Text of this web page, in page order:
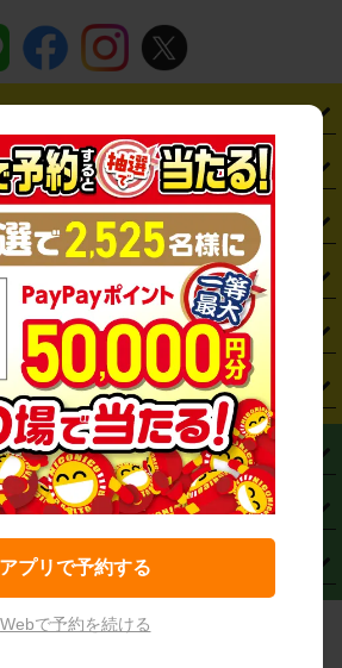
岩手県 ・宮城県 ・秋田県 ・山形県
神奈川県 ・埼玉県 ・千葉県 ・茨城県
山梨県 ・愛知県 ・静岡県 ・岐阜県
富山県 石川県 福井県 ・大阪府
滋賀県 ・和歌山県 ・奈良県 ・
岡山県 ・ 広島県 山口県 ・徳島県
高知県 ・ 福岡県 ・佐賀県 ・長崎県
宮崎県 ・鹿児島県 ・沖縄県
新宿駅 ・池袋駅 ・渋谷駅 ・東京駅
大宮駅 ・西船橋駅 ・柏駅 ・名古屋駅
三宮駅 ・京都駅 ・広島駅 ・博多駅
・仙台空港
・ 羽田空港
関西国際空港
港） ・神戸空港
・徳島空港
・鹿児島空港
・ 仙台市
さいたま市
・川崎市
・新潟市
・浜松市
・堺市
トカー ・ステーションワゴン・セダン
ス ・ 高級ミニバン・ワンボックス
エースバン、ライトエースバン等)
ースバン・キャラバン等) ・店舗オリジナル
レンタカー ・ETCカードレンタル
時間帯レンタル ・免責補償プラス
スタッドレスタイヤ ・直前予約
国際運転免許証 営業時間外返却サービス
・ はじめての方へ ・ご利用案内
・予約から返却まで ・利用シーン別ガイ
フランチャイズ募集
トに対する基本方針
表記 ・旅行業約款
© NICONICO RENT A CAR
アプリで予約する
Webで予約を続ける